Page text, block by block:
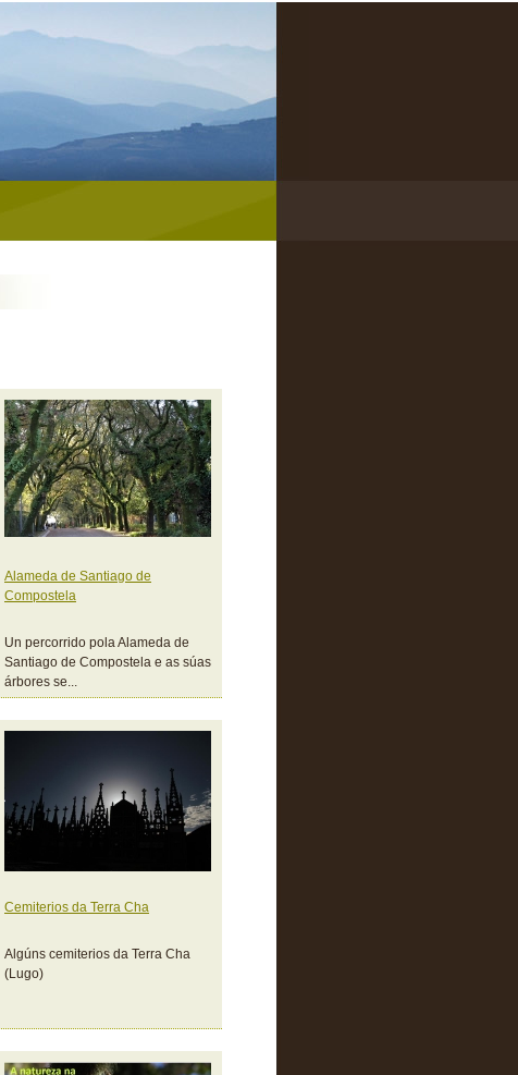
Alameda de Santiago de
Compostela
Un percorrido pola Alameda de
Santiago de Compostela e as súas
árbores se...
Cemiterios da Terra Cha
Algúns cemiterios da Terra Cha
(Lugo)